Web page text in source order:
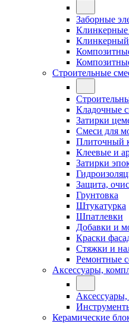
Заборные
Клинкерные
Строительные
Кладочные
Затирки
Смеси для
Плиточный
Клеевые и
Затирки
Защита,
Грунтовка
Штукатурка
Шпатлевки
Добавки и
Краски
Стяжки и
Ремонтные
Аксессуары,
Керамические